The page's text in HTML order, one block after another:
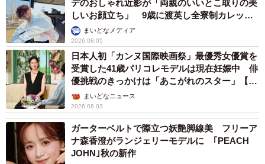
デのおしゃれ近影が「両親のいいとこ取りの美
しいお顔立ち」 9歳に渡英し全寮制カレッジ
で学ぶまいどなメディア
2026.08.05
日本人初「カンヌ国際映画祭」最優秀女優賞を
受賞した41歳パリコレモデルは現在妊娠中 俳
優挑戦のきっかけは「あこがれのスター」【徹
子の部屋】
まいどなニュース
2026.08.03
ガーターベルトで際立つ妖艶脚線美 フリーア
ナ森香澄がランジェリーモデルに ｢PEACH
JOHN｣秋の新作